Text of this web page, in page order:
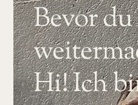
Bevor du
Hi! Ich